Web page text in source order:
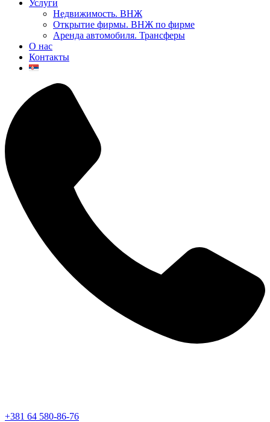
Услуги
Недвижимость. ВНЖ
Открытие фирмы. ВНЖ по фирме
Аренда автомобиля. Трансферы
О нас
Контакты
+381 64 580-86-76